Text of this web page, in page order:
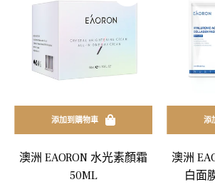
添加到購物車
澳洲 EAORON 水光素顏霜
50ML
添
澳洲
白面